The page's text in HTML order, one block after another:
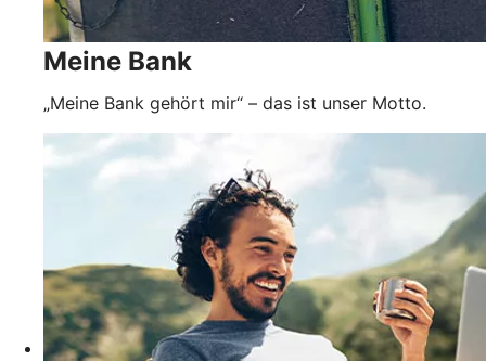
Meine Bank
„Meine Bank gehört mir“ – das ist unser Motto.